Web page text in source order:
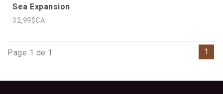
Sea Expansion
32,99$CA
Page 1 de 1 1